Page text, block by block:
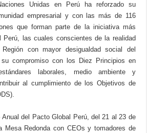
Unidas en Perú ha reforzado su
empresarial y con las más de 116
que forman parte de la iniciativa más
Perú, las cuales conscientes de la realidad
con mayor desigualdad social del
compromiso con los Diez Principios en
laborales, medio ambiente y
al cumplimiento de los Objetivos de
Anual del Pacto Global Perú, del 21 al 23 de
Mesa Redonda con CEOs y tomadores de